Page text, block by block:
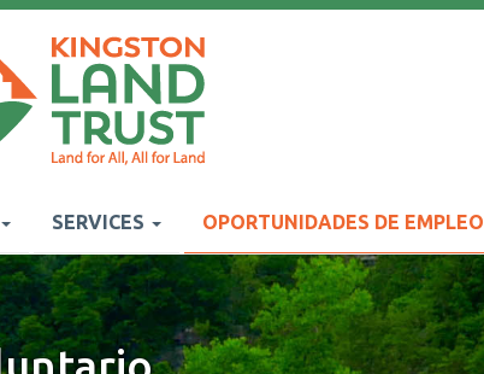
SERVICES OPORTUNIDADES DE EMPLEO